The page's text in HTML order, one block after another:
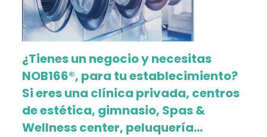
¿Tienes un negocio y necesitas
NOB166®, para tu establecimiento?
Si eres una clínica privada, centros
de estética, gimnasio, Spas &
Wellness center, peluquería…